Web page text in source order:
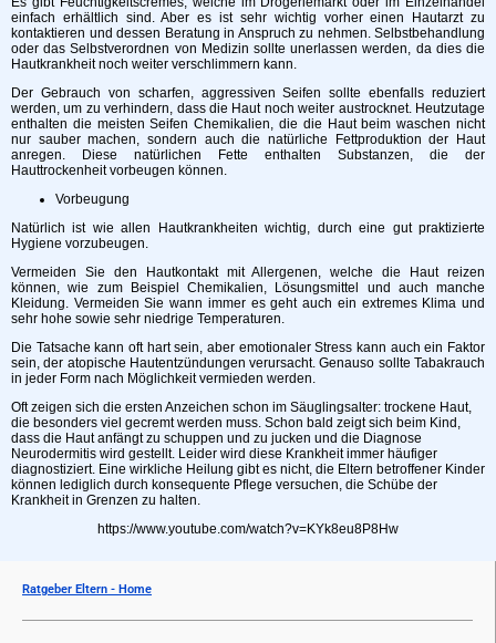
Ratgeber Eltern - Home
einfach erhältlich sind. Aber es ist sehr wichtig vorher einen Hautarzt zu
kontaktieren und dessen Beratung in Anspruch zu nehmen. Selbstbehandlung
oder das Selbstverordnen von Medizin sollte unerlassen werden, da dies die
Hautkrankheit noch weiter verschlimmern kann.
Der Gebrauch von scharfen, aggressiven Seifen sollte ebenfalls reduziert
werden, um zu verhindern, dass die Haut noch weiter austrocknet. Heutzutage
enthalten die meisten Seifen Chemikalien, die die Haut beim waschen nicht
nur sauber machen, sondern auch die natürliche Fettproduktion der Haut
anregen. Diese natürlichen Fette enthalten Substanzen, die der
Hauttrockenheit vorbeugen können.
Vorbeugung
Natürlich ist wie allen Hautkrankheiten wichtig, durch eine gut praktizierte
Hygiene vorzubeugen.
Vermeiden Sie den Hautkontakt mit Allergenen, welche die Haut reizen
können, wie zum Beispiel Chemikalien, Lösungsmittel und auch manche
Kleidung. Vermeiden Sie wann immer es geht auch ein extremes Klima und
sehr hohe sowie sehr niedrige Temperaturen.
Die Tatsache kann oft hart sein, aber emotionaler Stress kann auch ein Faktor
sein, der atopische Hautentzündungen verursacht. Genauso sollte Tabakrauch
in jeder Form nach Möglichkeit vermieden werden.
Oft zeigen sich die ersten Anzeichen schon im Säuglingsalter: trockene Haut,
die besonders viel gecremt werden muss. Schon bald zeigt sich beim Kind,
dass die Haut anfängt zu schuppen und zu jucken und die Diagnose
Neurodermitis wird gestellt. Leider wird diese Krankheit immer häufiger
diagnostiziert. Eine wirkliche Heilung gibt es nicht, die Eltern betroffener Kinder
können lediglich durch konsequente Pflege versuchen, die Schübe der
Krankheit in Grenzen zu halten.
https://www.youtube.com/watch?v=KYk8eu8P8Hw